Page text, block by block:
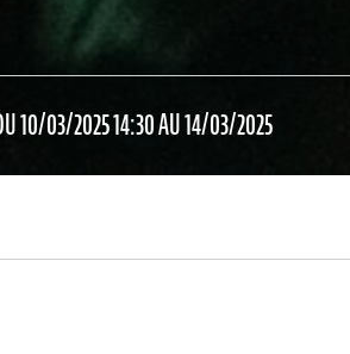
10/03/2025 14:30 AU 14/03/2025